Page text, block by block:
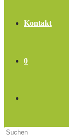
Kontakt
0